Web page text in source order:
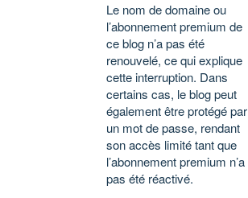
Le nom de domaine ou
l’abonnement premium de
ce blog n’a pas été
renouvelé, ce qui explique
cette interruption. Dans
certains cas, le blog peut
également être protégé par
un mot de passe, rendant
son accès limité tant que
l’abonnement premium n’a
pas été réactivé.